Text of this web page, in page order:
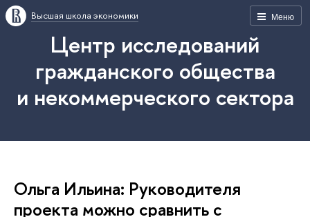
Меню
Высшая школа экономики
Центр исследований
гражданского общества
и некоммерческого сектора
Ольга Ильина: Руководителя
проекта можно сравнить с